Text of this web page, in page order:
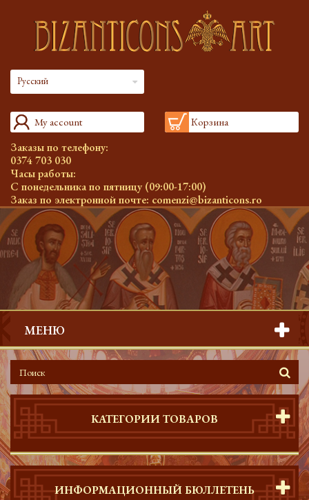
Русский
My account Корзина
Заказы по телефону:
0374 703 030
Часы работы:
С понедельника по пятницу (09:00-17:00)
Заказ по электронной почте: comenzi@bizanticons.ro
МЕНЮ
КАТЕГОРИИ ТОВАРОВ
ИНФОРМАЦИОННЫЙ БЮЛЛЕТЕНЬ